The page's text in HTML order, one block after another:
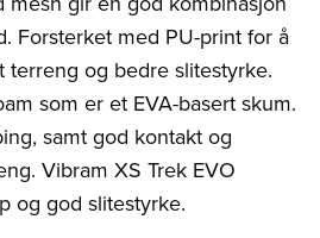
Forsterket med PU-print for å
og bedre slitestyrke.
som er et EVA-basert skum.
samt god kontakt og
Vibram XS Trek EVO
og god slitestyrke.